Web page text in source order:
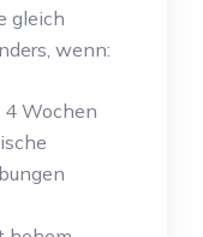
gleich
wenn:
4 Wochen